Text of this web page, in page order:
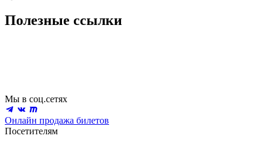
Полезные ссылки
Мы в соц.сетях
Онлайн продажа билетов
Посетителям